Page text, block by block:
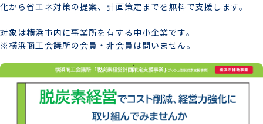
化から省エネ対策の提案、計画策定までを無料で支援します。
対象は横浜市内に事業所を有する中小企業です。
※横浜商工会議所の会員・非会員は問いません。